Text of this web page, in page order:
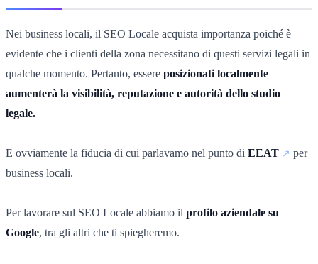
Nei business locali, il SEO Locale acquista importanza poiché è
evidente che i clienti della zona necessitano di questi servizi legali in
qualche momento. Pertanto, essere posizionati localmente
aumenterà la visibilità, reputazione e autorità dello studio
legale.
E ovviamente la fiducia di cui parlavamo nel punto di EEAT
per
business locali.
Per lavorare sul SEO Locale abbiamo il profilo aziendale su
Google, tra gli altri che ti spiegheremo.